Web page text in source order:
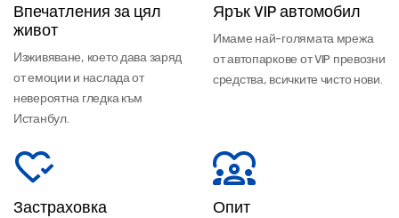
Впечатления за цял
живот
Изживяване, което дава заряд
от емоции и наслада от
невероятна гледка към
Истанбул.
Ярък VIP автомобил
Имаме най-голямата мрежа
от автопаркове от VIP превозни
средства, всичките чисто нови.
Застраховка Опит